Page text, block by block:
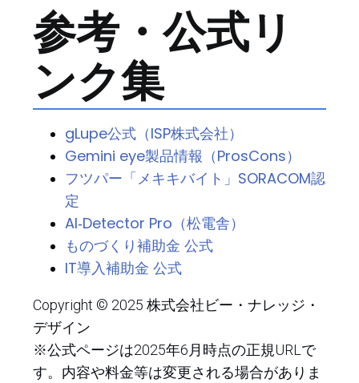
参考・公式リ
ンク集
gLupe公式（ISP株式会社）
Gemini eye製品情報（ProsCons）
フツパー「メキキバイト」SORACOM認
定
AI‑Detector Pro（松電舎）
ものづくり補助金 公式
IT導入補助金 公式
Copyright © 2025 株式会社ビー・ナレッジ・
デザイン
※公式ページは2025年6月時点の正規URLで
す。内容や料金等は変更される場合がありま